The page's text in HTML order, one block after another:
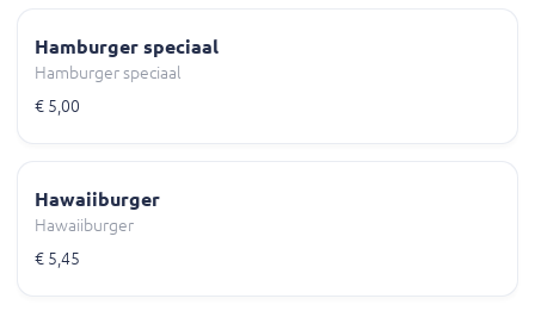
Hamburger speciaal
Hamburger speciaal
€ 5,00
Hawaiiburger
Hawaiiburger
€ 5,45